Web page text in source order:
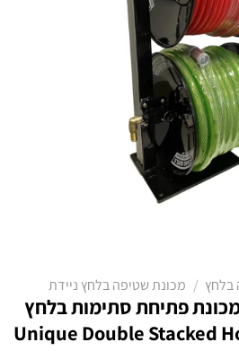
בלחץ / מכונת שטיפה בלחץ ניידת
פתיחת סתימות בלחץ